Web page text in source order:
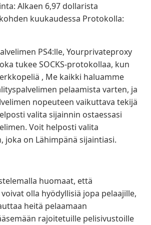
Alkaen 6,97 dollarista
kuukaudessa Protokolla:
PS4:lle, Yourprivateproxy
tukee SOCKS-protokollaa, kun
, Me kaikki haluamme
pelaamista varten, ja
nopeuteen vaikuttava tekijä
valita sijainnin ostaessasi
Voit helposti valita
joka on Lähimpänä sijaintiasi.
huomaat, että
olla hyödyllisiä jopa pelaajille,
heitä pelaamaan
rajoitetuille pelisivustoille